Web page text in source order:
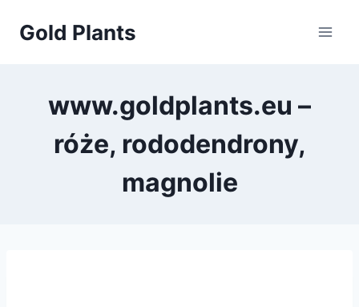
Gold Plants
www.goldplants.eu –
róże, rododendrony,
magnolie